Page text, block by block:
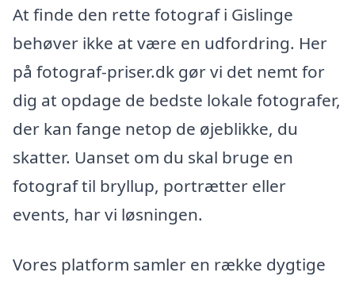
At finde den rette fotograf i Gislinge
behøver ikke at være en udfordring. Her
på fotograf-priser.dk gør vi det nemt for
dig at opdage de bedste lokale fotografer,
der kan fange netop de øjeblikke, du
skatter. Uanset om du skal bruge en
fotograf til bryllup, portrætter eller
events, har vi løsningen.
Vores platform samler en række dygtige